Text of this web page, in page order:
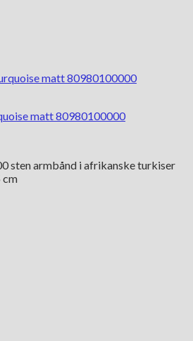
matt 80980100000
sten armbånd i afrikanske turkiser
cm